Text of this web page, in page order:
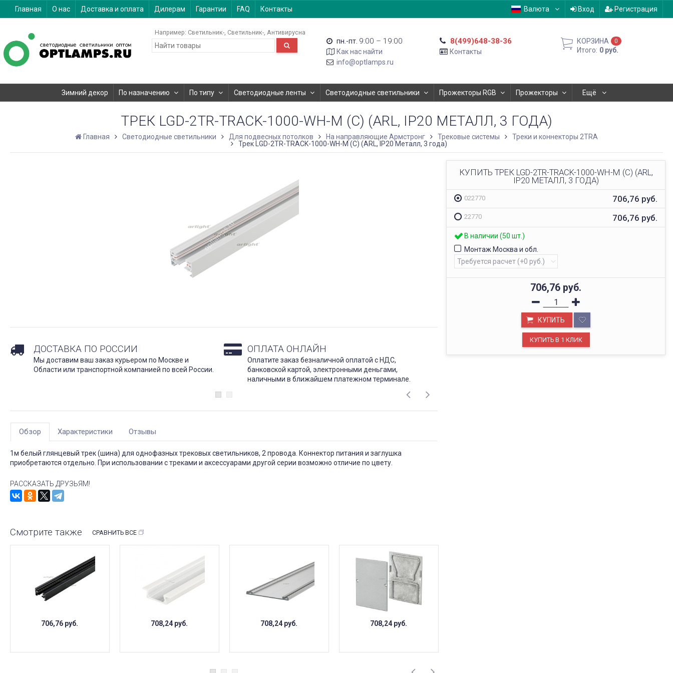
Главная О нас Доставка и оплата Дилерам Гарантии FAQ Контакты Валюта Вход Регистрация
Например: Светильник- Светильник- Антивирусна
пн.-пт. 9:00 – 19:00
Как нас найти
info@optlamps.ru
8(499)648-38-36
Контакты
КОРЗИНА 0
Итого: 0 руб.
Зимний декор По назначению По типу Светодиодные ленты Светодиодные светильники Прожекторы RGB Прожекторы Ещё
ТРЕК LGD-2TR-TRACK-1000-WH-M (C) (ARL, IP20 МЕТАЛЛ, 3 ГОДА)
Главная Светодиодные светильники Для подвесных потолков На направляющие Армстронг Трековые системы
Треки и коннекторы 2TRA
Трек LGD-2TR-TRACK-1000-WH-M (C) (ARL, IP20 Металл, 3 года)
КУПИТЬ ТРЕК LGD-2TR-TRACK-1000-WH-M (C) (ARL,
IP20 МЕТАЛЛ, 3 ГОДА)
022770 706,76 руб.
22770 706,76 руб.
В наличии (50 шт.)
Монтаж Москва и обл.
706,76 руб.
КУПИТЬ
ДОСТАВКА ПО РОССИИ
Мы доставим ваш заказ курьером по Москве и
Области или транспортной компанией по всей России.
ОПЛАТА ОНЛАЙН
Оплатите заказ безналичной оплатой с НДС,
банковской картой, электронными деньгами,
наличными в ближайшем платежном терминале.
ОФИС В МОСКВЕ
Обзор Характеристики Отзывы
1м белый глянцевый трек (шина) для однофазных трековых светильников, 2 провода. Коннектор питания и заглушка
приобретаются отдельно. При использовании с треками и аксессуарами другой серии возможно отличие по цвету.
РАССКАЗАТЬ ДРУЗЬЯМ!
Смотрите также СРАВНИТЬ ВСЕ
706,76 руб. 708,24 руб. 708,24 руб. 708,24 руб.